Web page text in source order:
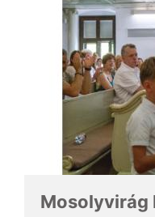
Mosolyvirág